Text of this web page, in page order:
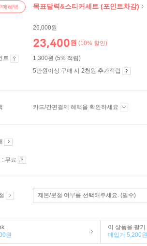
매혜택 목표달력&스티커세트 (포인트차감)
26,000원
23,400원 (10% 할인)
트
1,300원 (5% 적립)
5만원이상 구매 시 2천원 추가적립
카드/간편결제 혜택을 확인하세요
: 무료
제본/분철 여부를 선택해주세요. (필수)
원
이 상품을 팔기
매입가 5,200원